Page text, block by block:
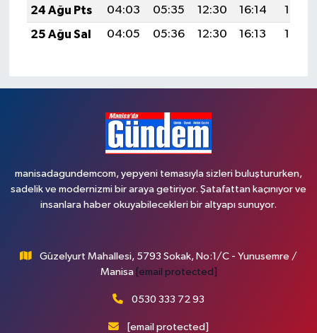
24 Ağu Pts
04:03 05:35 12:30 16:14
19:15
25 Ağu Sal
04:05 05:36 12:30 16:13 19:13
manisadagundemcom, yepyeni temasıyla sizleri buluştururken,
sadelik ve modernizmi bir araya getiriyor. Şatafattan kaçınıyor ve
insanlara haber okuyabilecekleri bir altyapı sunuyor.
Güzelyurt Mahallesi, 5793 Sokak, No:1/C - Yunusemre /
Manisa [email protected]
0530 333 72 93
[email protected]